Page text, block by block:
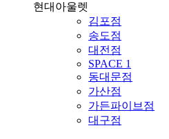
현대아울렛
김포점
송도점
대전점
SPACE 1
동대문점
가산점
가든파이브점
대구점